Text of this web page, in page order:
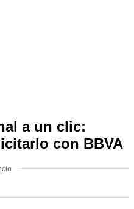
a un clic:
con BBVA